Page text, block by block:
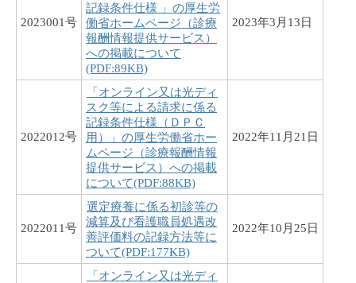
2023001号
記録条件仕様 」の厚生労
働省ホームページ（診療
報酬情報提供サービス）
への掲載について
(PDF:89KB)
2023年3月13日
2022012号
「オンライン又は光ディ
スク等による請求に係る
記録条件仕様（ＤＰＣ
用）」の厚生労働省ホー
ムページ（診療報酬情報
提供サービス）への掲載
について(PDF:88KB)
2022年11月21日
2022011号
選定療養に係る初診等の
減算及び看護職員処遇改
善評価料の記録方法等に
ついて(PDF:177KB)
2022年10月25日
「オンライン又は光ディ